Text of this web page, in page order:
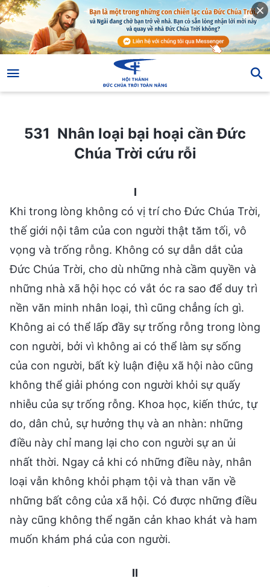
531 Nhân loại bại hoại cần Đức Chúa Trời cứu rỗi
531 Nhân loại bại hoại cần Đức
Chúa Trời cứu rỗi
I
Khi trong lòng không có vị trí cho Đức Chúa Trời,
thế giới nội tâm của con người thật tăm tối, vô
vọng và trống rỗng. Không có sự dẫn dắt của
Đức Chúa Trời, cho dù những nhà cầm quyền và
những nhà xã hội học có vắt óc ra sao để duy trì
nền văn minh nhân loại, thì cũng chẳng ích gì.
Không ai có thể lấp đầy sự trống rỗng trong lòng
con người, bởi vì không ai có thể làm sự sống
của con người, bất kỳ luận điệu xã hội nào cũng
không thể giải phóng con người khỏi sự quấy
nhiễu của sự trống rỗng. Khoa học, kiến thức, tự
do, dân chủ, sự hưởng thụ và an nhàn: những
điều này chỉ mang lại cho con người sự an ủi
nhất thời. Ngay cả khi có những điều này, nhân
loại vẫn không khỏi phạm tội và than vãn về
những bất công của xã hội. Có được những điều
này cũng không thể ngăn cản khao khát và ham
muốn khám phá của con người.
II